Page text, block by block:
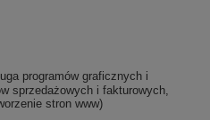
programów graficznych i
sprzedażowych i fakturowych,
stron www)